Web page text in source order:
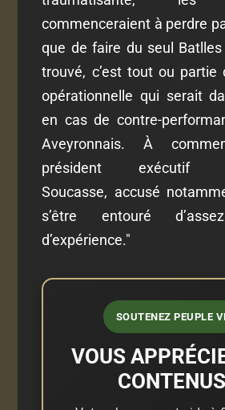
commenceraient à perdre
que de faire du seul
trouvé, c’est tout ou partie
opérationnelle qui serait
en cas de contre-
Aveyronnais. À
président exécutif
Soucasse, accusé
s’être entouré
d’expérience."
SOUTENEZ PEUPLE
VOUS